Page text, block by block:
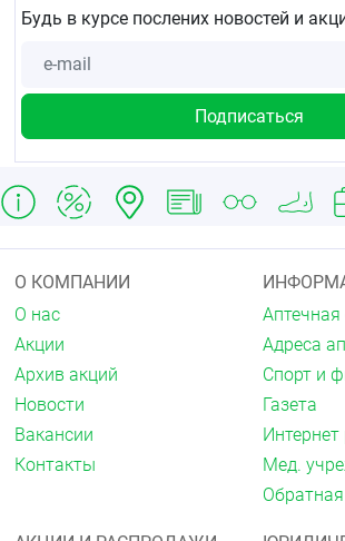
Будь в курсе послених новостей и
О КОМПАНИИ
О нас
Акции
Архив акций
Новости
Вакансии
Контакты
Аптечная
Адреса
Спорт и
Газета
Мед.